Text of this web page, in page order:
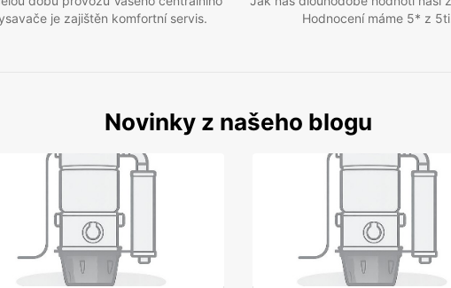
je zajištěn komfortní servis.
Hodnocení máme 5* z
Novinky z našeho blogu